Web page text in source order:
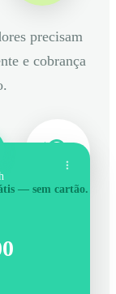
precisam
e cobrança
— sem cartão.